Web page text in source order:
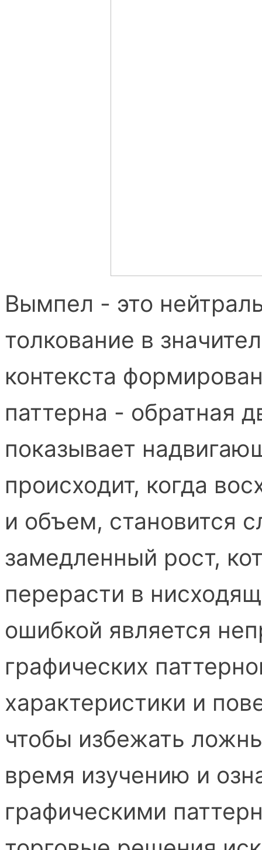
Вымпел - это
толкование в
контекста
паттерна - обратная
показывает
происходит, когда
и объем, становится
замедленный рост,
перерасти в
ошибкой является
графических
характеристики и
чтобы избежать
время изучению и
графическими